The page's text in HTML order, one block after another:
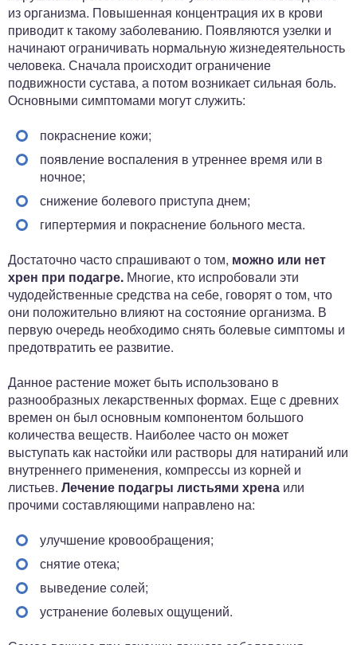
из организма. Повышенная концентрация их в крови
приводит к такому заболеванию. Появляются узелки и
начинают ограничивать нормальную жизнедеятельность
человека. Сначала происходит ограничение
подвижности сустава, а потом возникает сильная боль.
Основными симптомами могут служить:
покраснение кожи;
появление воспаления в утреннее время или в
ночное;
снижение болевого приступа днем;
гипертермия и покраснение больного места.
Достаточно часто спрашивают о том, можно или нет
хрен при подагре. Многие, кто испробовали эти
чудодейственные средства на себе, говорят о том, что
они положительно влияют на состояние организма. В
первую очередь необходимо снять болевые симптомы и
предотвратить ее развитие.
Данное растение может быть использовано в
разнообразных лекарственных формах. Еще с древних
времен он был основным компонентом большого
количества веществ. Наиболее часто он может
выступать как настойки или растворы для натираний или
внутреннего применения, компрессы из корней и
листьев. Лечение подагры листьями хрена или
прочими составляющими направлено на:
улучшение кровообращения;
снятие отека;
выведение солей;
устранение болевых ощущений.